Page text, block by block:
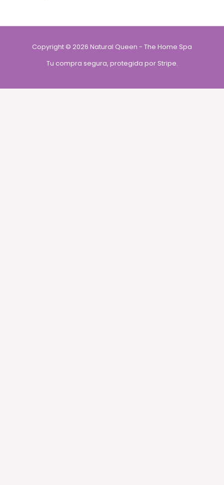
Copyright © 2026 Natural Queen - The Home Spa
Tu compra segura, protegida por Stripe.